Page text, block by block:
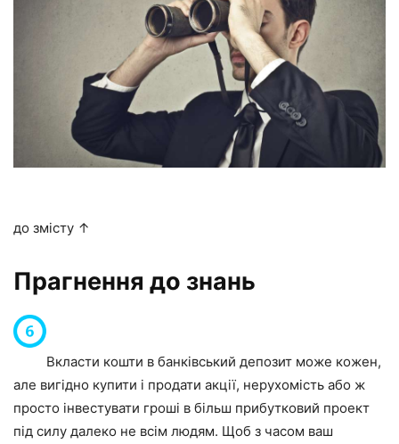
до змісту ↑
Прагнення до знань
Вкласти кошти в банківський депозит може кожен,
але вигідно купити і продати акції, нерухомість або ж
просто інвестувати гроші в більш прибутковий проект
під силу далеко не всім людям. Щоб з часом ваш